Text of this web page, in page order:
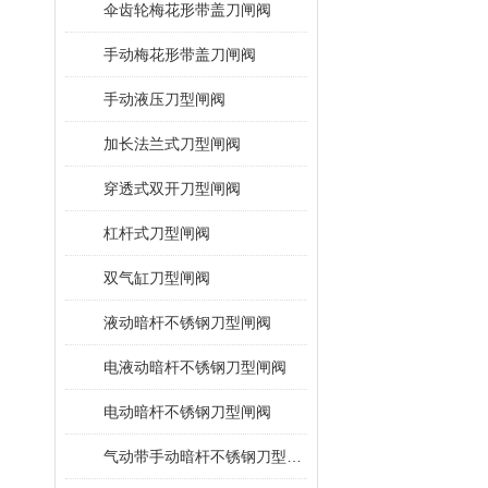
伞齿轮梅花形带盖刀闸阀
手动梅花形带盖刀闸阀
手动液压刀型闸阀
加长法兰式刀型闸阀
穿透式双开刀型闸阀
杠杆式刀型闸阀
双气缸刀型闸阀
液动暗杆不锈钢刀型闸阀
电液动暗杆不锈钢刀型闸阀
电动暗杆不锈钢刀型闸阀